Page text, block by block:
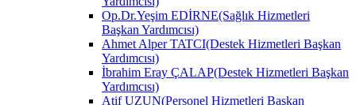
Op.Dr.Yeşim EDİRNE(Sağlık Hizmetleri
Başkan Yardımcısı)
Ahmet Alper TATCI(Destek Hizmetleri Başkan
Yardımcısı)
İbrahim Eray ÇALAP(Destek Hizmetleri Başkan
Yardımcısı)
Atif UZUN(Personel Hizmetleri Başkan